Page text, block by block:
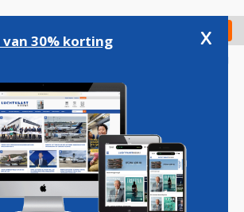
Check in
Podcasts Vacatures
30% korting x